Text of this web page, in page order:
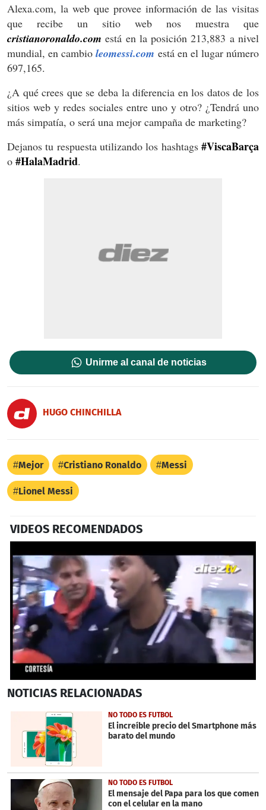
Alexa.com, la web que provee información de las visitas
que recibe un sitio web nos muestra que
cristianoronaldo.com está en la posición 213,883 a nivel
mundial, en cambioleomessi.com está en el lugar número
697,165.
¿A qué crees que se deba la diferencia en los datos de los
sitios web y redes sociales entre uno y otro? ¿Tendrá uno
más simpatía, o será una mejor campaña de marketing?
Dejanos tu respuesta utilizando los hashtags #ViscaBarça
o #HalaMadrid.
Unirme al canal de noticias
HUGO CHINCHILLA
Mejor Cristiano Ronaldo Messi
Lionel Messi
VIDEOS RECOMENDADOS
seconds
1
seconds
NOTICIAS RELACIONADAS
NO TODO ES FUTBOL
El increíble precio del Smartphone más
barato del mundo
NO TODO ES FUTBOL
El mensaje del Papa para los que comen
con el celular en la mano